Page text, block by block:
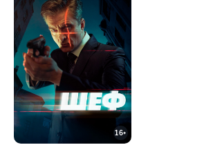
16+